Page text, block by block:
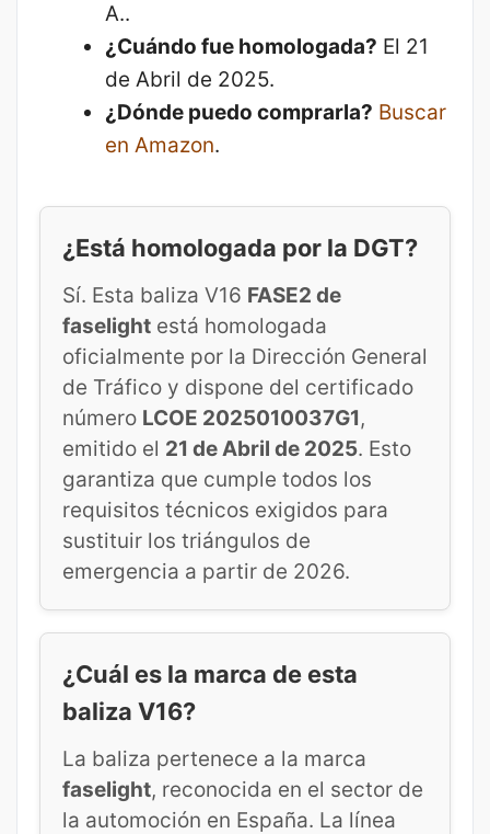
A..
¿Cuándo fue homologada? El 21
de Abril de 2025.
¿Dónde puedo comprarla? Buscar
en Amazon.
¿Está homologada por la DGT?
Sí. Esta baliza V16 FASE2 de
faselight está homologada
oficialmente por la Dirección General
de Tráfico y dispone del certificado
número LCOE 2025010037G1,
emitido el 21 de Abril de 2025. Esto
garantiza que cumple todos los
requisitos técnicos exigidos para
sustituir los triángulos de
emergencia a partir de 2026.
¿Cuál es la marca de esta
baliza V16?
La baliza pertenece a la marca
faselight, reconocida en el sector de
la automoción en España. La línea